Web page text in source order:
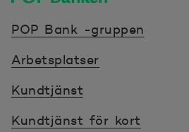
POP Bank -gruppen
Arbetsplatser
Kundtjänst
Kundtjänst för kort